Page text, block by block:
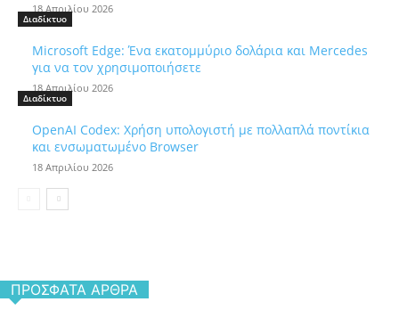
18 Απριλίου 2026
Διαδίκτυο
Microsoft Edge: Ένα εκατομμύριο δολάρια και Mercedes
για να τον χρησιμοποιήσετε
18 Απριλίου 2026
Διαδίκτυο
OpenAI Codex: Χρήση υπολογιστή με πολλαπλά ποντίκια
και ενσωματωμένο Browser
18 Απριλίου 2026
ΠΡΌΣΦΑΤΑ ΆΡΘΡΑ